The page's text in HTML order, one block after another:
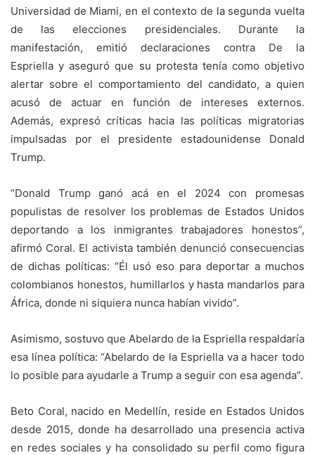
Universidad de Miami, en el contexto de la segunda vuelta
de las elecciones presidenciales. Durante la
manifestación, emitió declaraciones contra De la
Espriella y aseguró que su protesta tenía como objetivo
alertar sobre el comportamiento del candidato, a quien
acusó de actuar en función de intereses externos.
Además, expresó críticas hacia las políticas migratorias
impulsadas por el presidente estadounidense Donald
Trump.
“Donald Trump ganó acá en el 2024 con promesas
populistas de resolver los problemas de Estados Unidos
deportando a los inmigrantes trabajadores honestos”,
afirmó Coral. El activista también denunció consecuencias
de dichas políticas: “Él usó eso para deportar a muchos
colombianos honestos, humillarlos y hasta mandarlos para
África, donde ni siquiera nunca habían vivido”.
Asimismo, sostuvo que Abelardo de la Espriella respaldaría
esa línea política: “Abelardo de la Espriella va a hacer todo
lo posible para ayudarle a Trump a seguir con esa agenda”.
Beto Coral, nacido en Medellín, reside en Estados Unidos
desde 2015, donde ha desarrollado una presencia activa
en redes sociales y ha consolidado su perfil como figura